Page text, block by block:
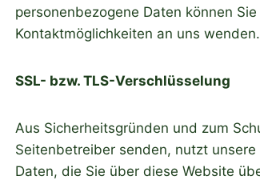
personenbezogene Daten können
Kontaktmöglichkeiten an uns wenden.
SSL- bzw. TLS-Verschlüsselung
Aus Sicherheitsgründen und zum
Seitenbetreiber senden, nutzt
Daten, die Sie über diese Website